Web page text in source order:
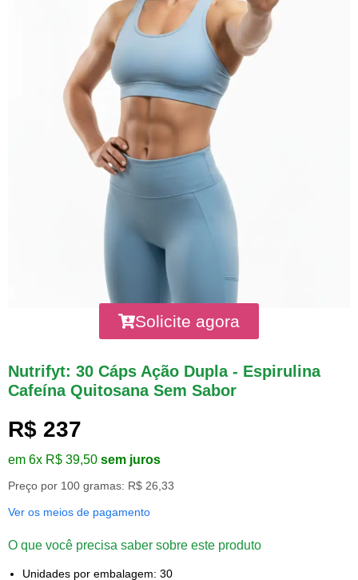
Solicite agora
Nutrifyt: 30 Cáps Ação Dupla - Espirulina
Cafeína Quitosana Sem Sabor
R$ 237
em 6x R$ 39,50 sem juros
Preço por 100 gramas: R$ 26,33
Ver os meios de pagamento
O que você precisa saber sobre este produto
Unidades por embalagem: 30